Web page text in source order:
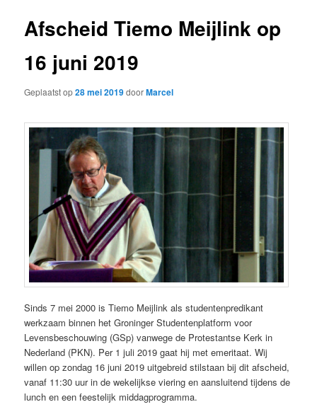
Afscheid Tiemo Meijlink op
16 juni 2019
Geplaatst op28 mei 2019doorMarcel
Sinds 7 mei 2000 is Tiemo Meijlink als studentenpredikant
werkzaam binnen het Groninger Studentenplatform voor
Levensbeschouwing (GSp) vanwege de Protestantse Kerk in
Nederland (PKN). Per 1 juli 2019 gaat hij met emeritaat. Wij
willen op zondag 16 juni 2019 uitgebreid stilstaan bij dit afscheid,
vanaf 11:30 uur in de wekelijkse viering en aansluitend tijdens de
lunch en een feestelijk middagprogramma.